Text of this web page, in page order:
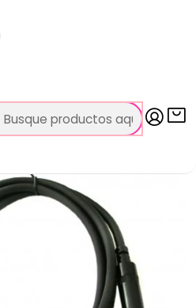
en Regiones
y Conectores
de 4.5 metros REAN BY